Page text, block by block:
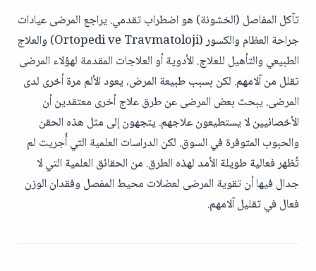
تآكل المفاصل (الخشونة) هو اضطراب تقدمي. يراجع المرضى عيادات
جراحة العظام والكسور (Ortopedi ve Travmatoloji) والعلاج
الطبيعي والتأهيل للعلاج. الأدوية أو العلاجات المقدمة لهؤلاء المرضى
تقلل من آلامهم. لكن بسبب طبيعة المرض، يعود الألم مرة أخرى لدى
المرضى. يبحث بعض المرضى عن طرق علاج أخرى معتقدين أن
الأخصائيين لا يستطيعون علاجهم. يتجهون إلى مثل هذه الحقن
والحبوب المتوفرة في السوق. لكن الدراسات العلمية التي أُجريت لم
تُظهر فعالية طويلة الأمد لهذه الطرق. من الحقائق العلمية التي لا
جدال فيها أن تقوية المرضى لعضلات محيط المفصل وفقدان الوزن
فعال في تقليل آلامهم.